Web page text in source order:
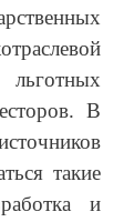
льготных
В
такие
и